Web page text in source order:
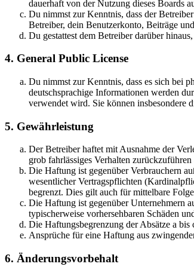
dauerhaft von der Nutzung dieses Boards
Du nimmst zur Kenntnis, dass der
Betreiber, dein Benutzerkonto, Beiträge
Du gestattest dem Betreiber darüber
4. General Public License
Du nimmst zur Kenntnis, dass es sich bei
deutschsprachige Informationen werden
verwendet wird. Sie können insbesondere
5. Gewährleistung
Der Betreiber haftet mit Ausnahme der
grob fahrlässiges Verhalten
Die Haftung ist gegenüber Verbrauchern
wesentlicher Vertragspflichten
begrenzt. Dies gilt auch für mittelbare
Die Haftung ist gegenüber Unternehmern
typischerweise vorhersehbaren Schäden
Die Haftungsbegrenzung der Absätze a
Ansprüche für eine Haftung aus
6. Änderungsvorbehalt